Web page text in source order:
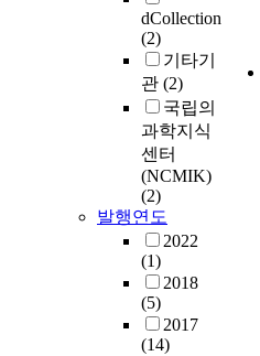
dCollection
(2)
기타기
관 (2)
국립의
과학지식
센터
(NCMIK)
(2)
발행연도
2022
(1)
2018
(5)
2017
(14)